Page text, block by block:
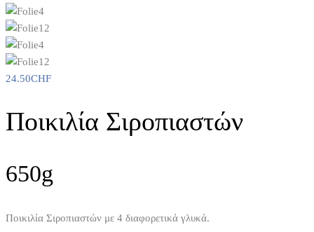
24.50CHF
Ποικιλία Σιροπιαστών
650g
Ποικιλία Σιροπιαστών με 4 διαφορετικά γλυκά.